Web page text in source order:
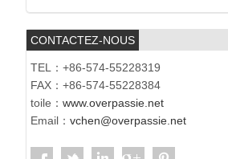
CONTACTEZ-NOUS
TEL：+86-574-55228319
FAX：+86-574-55228384
toile： www.overpassie.net
Email： vchen@overpassie.net